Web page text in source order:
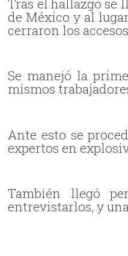
Tras el hallazgo se
de México y al
cerraron los
Se manejó la
mismos
Ante esto se
expertos en
También llegó
entrevistarlos, y